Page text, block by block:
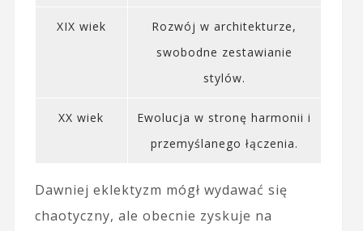
XIX wiek
Rozwój w architekturze,
swobodne zestawianie
stylów.
XX wiek
Ewolucja w stronę harmonii i
przemyślanego łączenia.
Dawniej eklektyzm mógł wydawać się
chaotyczny, ale obecnie zyskuje na